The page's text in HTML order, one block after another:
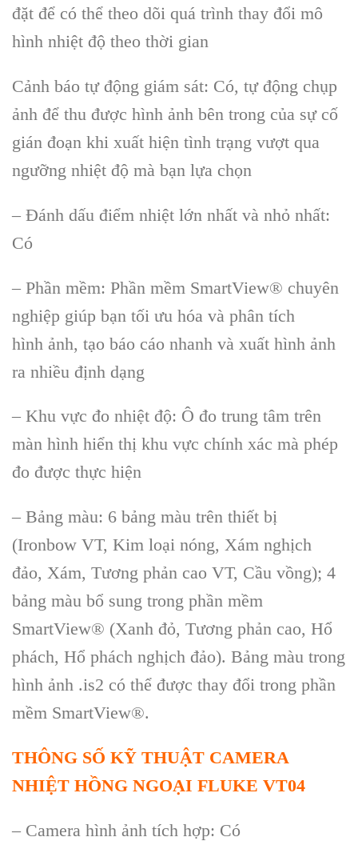
đặt để có thể theo dõi quá trình thay đổi mô
hình nhiệt độ theo thời gian
Cảnh báo tự động giám sát: Có, tự động chụp
ảnh để thu được hình ảnh bên trong của sự cố
gián đoạn khi xuất hiện tình trạng vượt qua
ngưỡng nhiệt độ mà bạn lựa chọn
– Đánh dấu điểm nhiệt lớn nhất và nhỏ nhất:
Có
– Phần mềm: Phần mềm SmartView® chuyên
nghiệp giúp bạn tối ưu hóa và phân tích
hình ảnh, tạo báo cáo nhanh và xuất hình ảnh
ra nhiều định dạng
– Khu vực đo nhiệt độ: Ô đo trung tâm trên
màn hình hiển thị khu vực chính xác mà phép
đo được thực hiện
– Bảng màu: 6 bảng màu trên thiết bị
(Ironbow VT, Kim loại nóng, Xám nghịch
đảo, Xám, Tương phản cao VT, Cầu vồng); 4
bảng màu bổ sung trong phần mềm
SmartView® (Xanh đỏ, Tương phản cao, Hổ
phách, Hổ phách nghịch đảo). Bảng màu trong
hình ảnh .is2 có thể được thay đổi trong phần
mềm SmartView®.
THÔNG SỐ KỸ THUẬT CAMERA
NHIỆT HỒNG NGOẠI FLUKE VT04
– Camera hình ảnh tích hợp: Có